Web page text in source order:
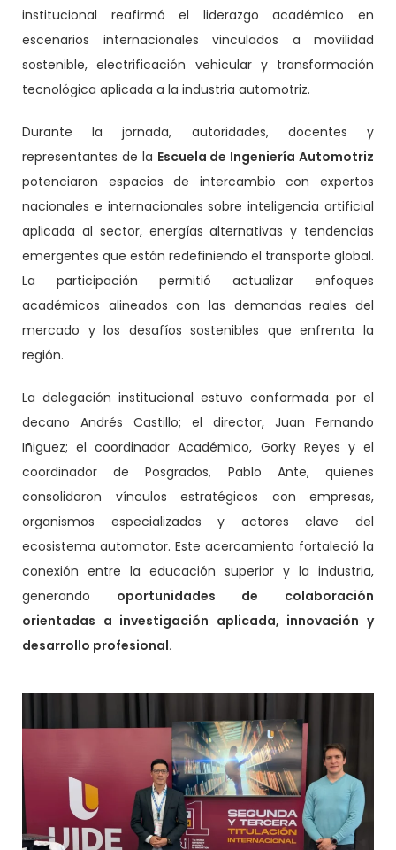
institucional reafirmó el liderazgo académico en
escenarios internacionales vinculados a movilidad
sostenible, electrificación vehicular y transformación
tecnológica aplicada a la industria automotriz.
Durante la jornada, autoridades, docentes y
representantes de la Escuela de Ingeniería Automotriz
potenciaron espacios de intercambio con expertos
nacionales e internacionales sobre inteligencia artificial
aplicada al sector, energías alternativas y tendencias
emergentes que están redefiniendo el transporte global.
La participación permitió actualizar enfoques
académicos alineados con las demandas reales del
mercado y los desafíos sostenibles que enfrenta la
región.
La delegación institucional estuvo conformada por el
decano Andrés Castillo; el director, Juan Fernando
Iñiguez; el coordinador Académico, Gorky Reyes y el
coordinador de Posgrados, Pablo Ante, quienes
consolidaron vínculos estratégicos con empresas,
organismos especializados y actores clave del
ecosistema automotor. Este acercamiento fortaleció la
conexión entre la educación superior y la industria,
generando oportunidades de colaboración
orientadas a investigación aplicada, innovación y
desarrollo profesional.